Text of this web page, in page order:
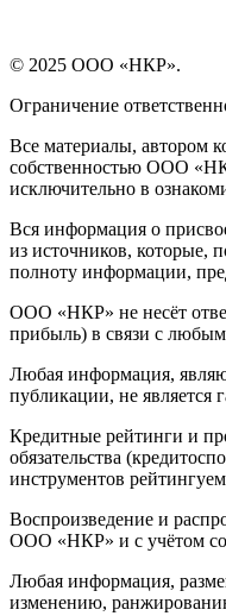
© 2025 ООО «НКР».
Ограничение
Все материалы, автором
собственностью ООО
исключительно в
Вся информация о
из источников, которые,
полноту информации,
ООО «НКР» не несёт
прибыль) в связи с
Любая информация,
публикации, не является
Кредитные рейтинги и
обязательства
инструментов
Воспроизведение и
ООО «НКР» и с учётом
Любая информация,
изменению,